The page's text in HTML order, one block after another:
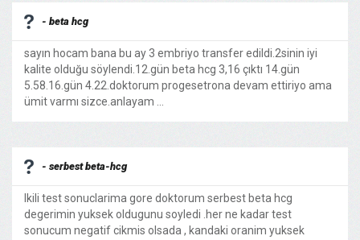
- beta hcg
sayın hocam bana bu ay 3 embriyo transfer edildi.2sinin iyi
kalite olduğu söylendi.12.gün beta hcg 3,16 çıktı 14.gün
5.58.16.gün 4.22.doktorum progesetrona devam ettiriyo ama
ümit varmı sizce.anlayam ...
- serbest beta-hcg
Ikili test sonuclarima gore doktorum serbest beta hcg
degerimin yuksek oldugunu soyledi .her ne kadar test
sonucum negatif cikmis olsada , kandaki oranim yuksek